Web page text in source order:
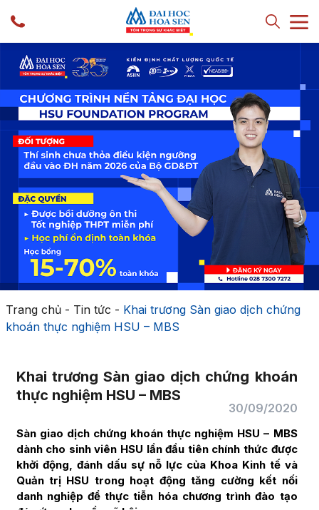
Trang chủ- Tin tức - Khai trương Sàn giao dịch chứng
khoán thực nghiệm HSU – MBS
Khai trương Sàn giao dịch chứng khoán
thực nghiệm HSU – MBS
30/09/2020
Sàn giao dịch chứng khoán thực nghiệm HSU – MBS
dành cho sinh viên HSU lần đầu tiên chính thức được
khởi động, đánh dấu sự nỗ lực của Khoa Kinh tế và
Quản trị HSU trong hoạt động tăng cường kết nối
danh nghiệp để thực tiễn hóa chương trình đào tạo